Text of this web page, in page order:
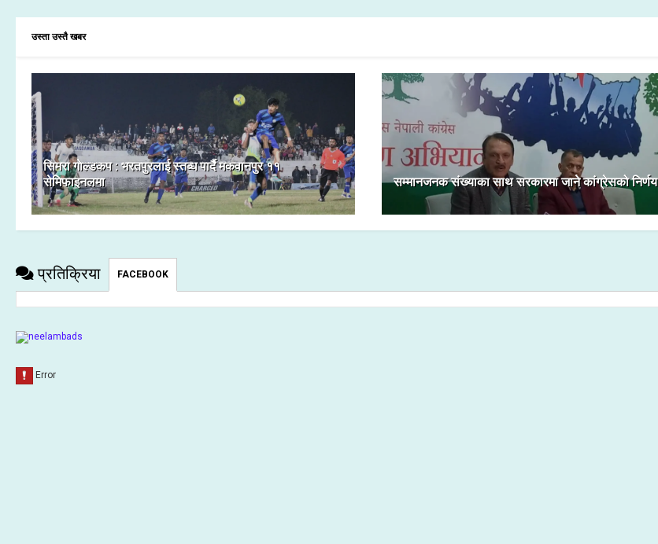
उस्ता उस्तै खबर
सिमरा गाेल्डकप : भरतपुरलाई स्तब्ध पार्दै मकवानपुर ११
सेमिफाइनलमा
सम्मानजनक संख्याका साथ सरकारमा जाने कांग्रेसको निर्णय
प्रतिक्रिया FACEBOOK